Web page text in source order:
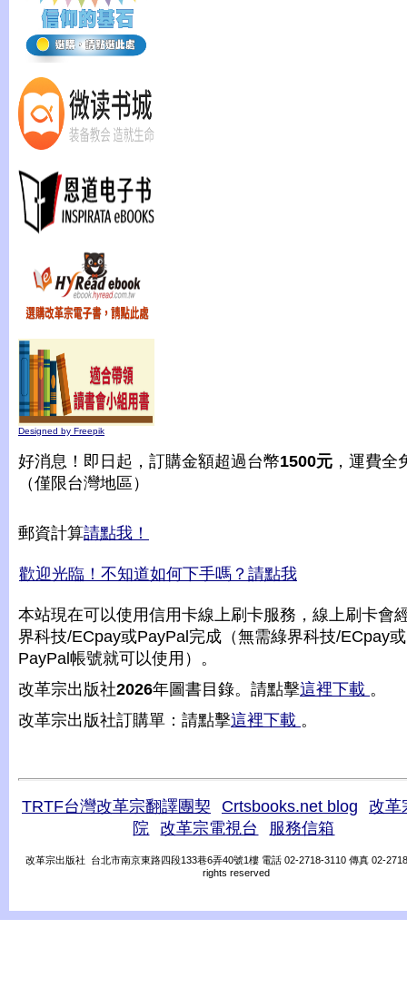
Designed by Freepik
好消息！即日起，訂購金額超過台幣1500元 ，運費全
（僅限台灣地區）
郵資計算請點我！
歡迎光臨！不知道如何下手嗎？請點我
本站現在可以使用信用卡線上刷卡服務，線上刷卡會
界科技/ECpay或PayPal完成（無需綠界科技/ECpay或
PayPal帳號就可以使用）。
改革宗出版社2026年圖書目錄。請點擊這裡下載 。
改革宗出版社訂購單：請點擊這裡下載 。
TRTF台灣改革宗翻譯團契 Crtsbooks.net blog
改革
院
改革宗電視台 服務信箱
改革宗出版社 台北市南京東路四段133巷6弄40號1樓 電話 02-2718-3110 傳真 02-
rights reserved